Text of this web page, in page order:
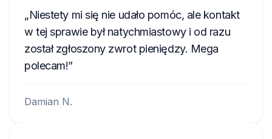
Niestety mi się nie udało pomóc, ale kontakt
w tej sprawie był natychmiastowy i od razu
został zgłoszony zwrot pieniędzy. Mega
polecam!
Damian N.